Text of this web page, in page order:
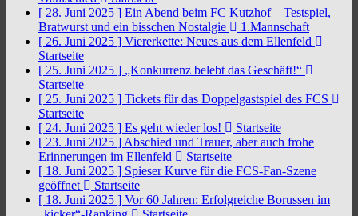
[ 28. Juni 2025 ] Ein Abend beim FC Kutzhof – Testspiel,
Bratwurst und ein bisschen Nostalgie
1.Mannschaft
[ 26. Juni 2025 ] Viererkette: Neues aus dem Ellenfeld
Startseite
[ 25. Juni 2025 ] „Konkurrenz belebt das Geschäft!“
Startseite
[ 25. Juni 2025 ] Tickets für das Doppelgastspiel des FCS
Startseite
[ 24. Juni 2025 ] Es geht wieder los!
Startseite
[ 23. Juni 2025 ] Abschied und Trauer, aber auch frohe
Erinnerungen im Ellenfeld
Startseite
[ 18. Juni 2025 ] Spieser Kurve für die FCS-Fan-Szene
geöffnet
Startseite
[ 18. Juni 2025 ] Vor 60 Jahren: Erfolgreiche Borussen im